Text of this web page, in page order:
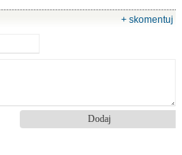
odmrożenie
gospodarka
+ skomentuj